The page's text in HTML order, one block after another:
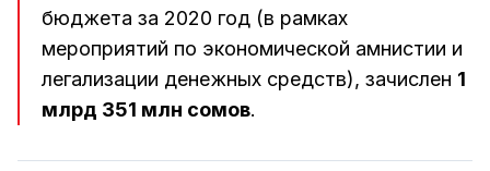
бюджета за 2020 год (в рамках
мероприятий по экономической амнистии и
легализации денежных средств), зачислен 1
млрд 351 млн сомов.